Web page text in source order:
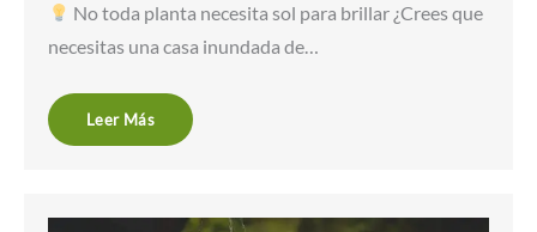
No toda planta necesita sol para brillar ¿Crees que
necesitas una casa inundada de…
Leer Más